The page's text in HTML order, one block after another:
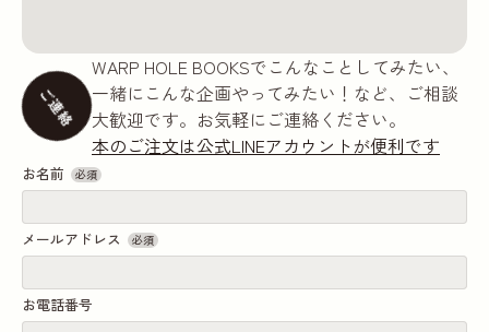
ご連絡
WARP HOLE BOOKSでこんなことしてみたい、
一緒にこんな企画やってみたい！など、ご相談
大歓迎です。お気軽にご連絡ください。
本のご注文は公式LINEアカウントが便利です
お名前 必須
メールアドレス 必須
お電話番号